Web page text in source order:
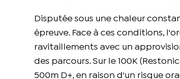
Disputée sous une chaleur
épreuve. Face à ces conditions,
ravitaillements avec un
des parcours. Sur le 100K
500m D+, en raison d'un risque